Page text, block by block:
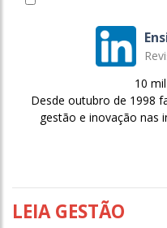
10
Desde outubro de 1998
gestão e inovação nas
LEIA GESTÃO